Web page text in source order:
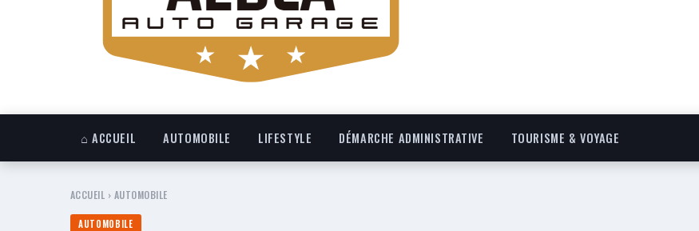
⌂ ACCUEIL AUTOMOBILE LIFESTYLE DÉMARCHE ADMINISTRATIVE TOURISME & VOYAGE
ACCUEIL › AUTOMOBILE
AUTOMOBILE